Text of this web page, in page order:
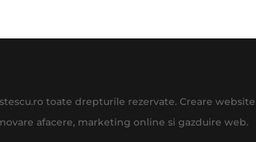
toate drepturile rezervate. Creare
afacere, marketing online si gazduire web.